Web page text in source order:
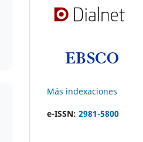
Más indexaciones
e-ISSN: 2981-5800